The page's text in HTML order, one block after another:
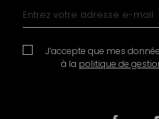
J’accepte que mes
à la politique de